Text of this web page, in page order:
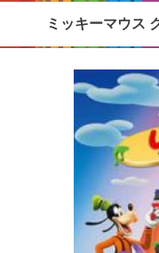
ミッキーマウス